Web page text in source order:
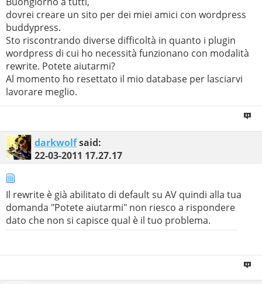
dovrei creare un sito per dei miei amici con wordpress
buddypress.
Sto riscontrando diverse difficoltà in quanto i plugin
wordpress di cui ho necessità funzionano con modalità
rewrite. Potete aiutarmi?
Al momento ho resettato il mio database per lasciarvi
lavorare meglio.
darkwolfsaid:
22-03-2011 17.27.17
Il rewrite è già abilitato di default su AV quindi alla tua
domanda "Potete aiutarmi" non riesco a rispondere
dato che non si capisce qual è il tuo problema.